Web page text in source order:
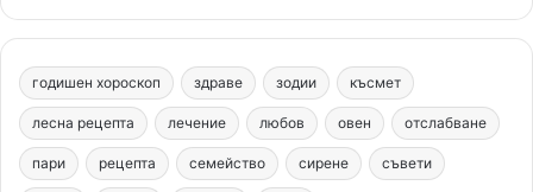
e
b
o
o
t
e
r
e
T
u
b
e
t
a
g
r
c
m
годишен хороскоп здраве зодии късмет
лесна рецепта лечение любов овен отслабване
пари рецепта семейство сирене съвети